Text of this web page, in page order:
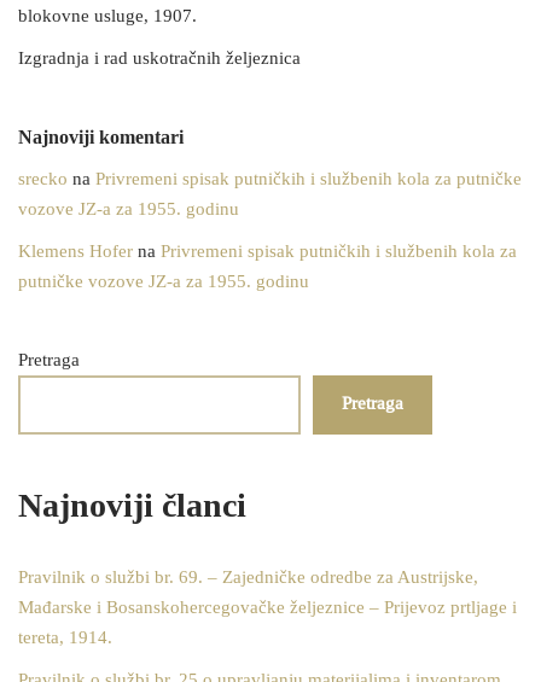
blokovne usluge, 1907.
Izgradnja i rad uskotračnih željeznica
Najnoviji komentari
srecko na Privremeni spisak putničkih i službenih kola za putničke
vozove JZ-a za 1955. godinu
Klemens Hofer na Privremeni spisak putničkih i službenih kola za
putničke vozove JZ-a za 1955. godinu
Pretraga
Pretraga
Najnoviji članci
Pravilnik o službi br. 69. – Zajedničke odredbe za Austrijske,
Mađarske i Bosanskohercegovačke željeznice – Prijevoz prtljage i
tereta, 1914.